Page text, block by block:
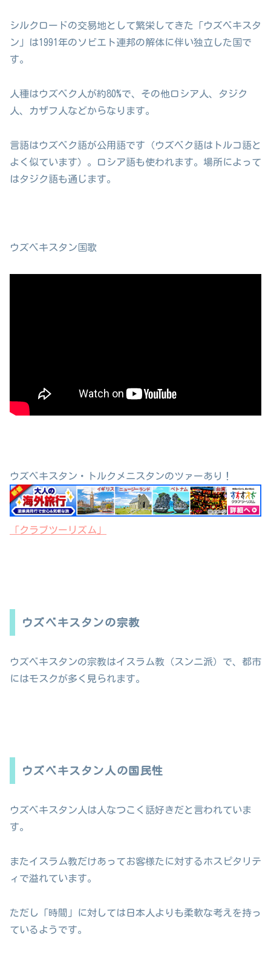
シルクロードの交易地として繁栄してきた「ウズベキスタ
ン」は1991年のソビエト連邦の解体に伴い独立した国で
す。
人種はウズベク人が約80%で、その他ロシア人、タジク
人、カザフ人などからなります。
言語はウズベク語が公用語です（ウズベク語はトルコ語と
よく似ています）。ロシア語も使われます。場所によって
はタジク語も通じます。
ウズベキスタン国歌
ウズベキスタン・トルクメニスタンのツァーあり！
「クラブツーリズム」
ウズベキスタンの宗教
ウズベキスタンの宗教はイスラム教（スンニ派）で、都市
にはモスクが多く見られます。
ウズベキスタン人の国民性
ウズベキスタン人は人なつこく話好きだと言われていま
す。
またイスラム教だけあってお客様たに対するホスピタリテ
ィで溢れています。
ただし「時間」に対しては日本人よりも柔軟な考えを持っ
ているようです。